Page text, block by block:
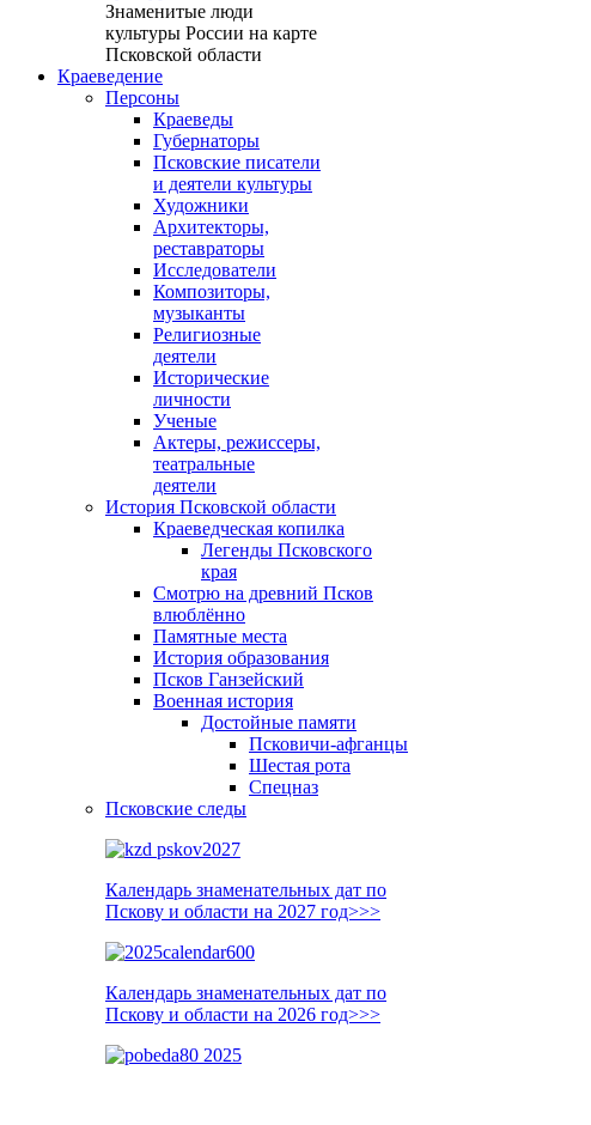
Знаменитые люди
культуры России на карте
Псковской области
Краеведение
Персоны
Краеведы
Губернаторы
Псковские писатели
и деятели культуры
Художники
Архитекторы,
реставраторы
Исследователи
Композиторы,
музыканты
Религиозные
деятели
Исторические
личности
Ученые
Актеры, режиссеры,
театральные
деятели
История Псковской области
Краеведческая копилка
Легенды Псковского
края
Смотрю на древний Псков
влюблённо
Памятные места
История образования
Псков Ганзейский
Военная история
Достойные памяти
Псковичи-афганцы
Шестая рота
Спецназ
Псковские следы
Календарь знаменательных дат по
Пскову и области на 2027 год>>>
Календарь знаменательных дат по
Пскову и области на 2026 год>>>